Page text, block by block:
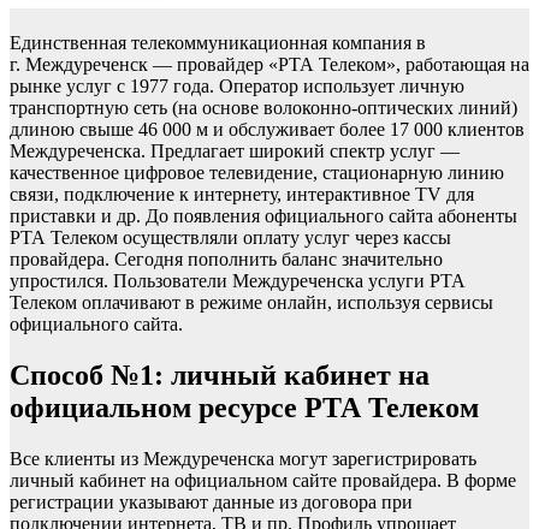
Единственная телекоммуникационная компания в
г. Междуреченск — провайдер «РТА Телеком», работающая на
рынке услуг с 1977 года. Оператор использует личную
транспортную сеть (на основе волоконно-оптических линий)
длиною свыше 46 000 м и обслуживает более 17 000 клиентов
Междуреченска. Предлагает широкий спектр услуг —
качественное цифровое телевидение, стационарную линию
связи, подключение к интернету, интерактивное TV для
приставки и др. До появления официального сайта абоненты
РТА Телеком осуществляли оплату услуг через кассы
провайдера. Сегодня пополнить баланс значительно
упростился. Пользователи Междуреченска услуги РТА
Телеком оплачивают в режиме онлайн, используя сервисы
официального сайта.
Способ №1: личный кабинет на
официальном ресурсе РТА Телеком
Все клиенты из Междуреченска могут зарегистрировать
личный кабинет на официальном сайте провайдера. В форме
регистрации указывают данные из договора при
подключении интернета, ТВ и пр. Профиль упрощает